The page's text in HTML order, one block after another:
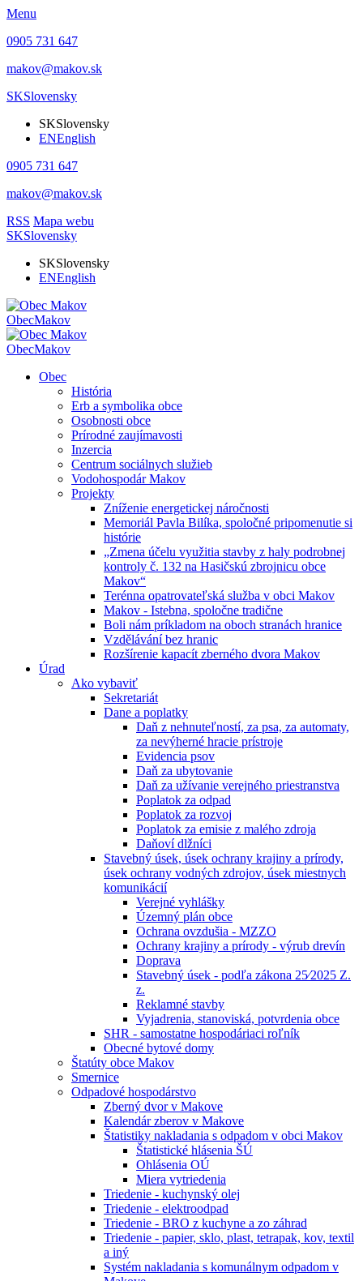
Menu
0905 731 647
makov@makov.sk
SKSlovensky
SKSlovensky
ENEnglish
0905 731 647
makov@makov.sk
RSS Mapa webu
SKSlovensky
SKSlovensky
ENEnglish
ObecMakov
ObecMakov
Obec
História
Erb a symbolika obce
Osobnosti obce
Prírodné zaujímavosti
Inzercia
Centrum sociálnych služieb
Vodohospodár Makov
Projekty
Zníženie energetickej náročnosti
Memoriál Pavla Bilíka, spoločné pripomenutie si
histórie
„Zmena účelu využitia stavby z haly podrobnej
kontroly č. 132 na Hasičskú zbrojnicu obce
Makov“
Terénna opatrovateľská služba v obci Makov
Makov - Istebna, spoločne tradične
Boli nám príkladom na oboch stranách hranice
Vzdělávání bez hranic
Rozšírenie kapacít zberného dvora Makov
Úrad
Ako vybaviť
Sekretariát
Dane a poplatky
Daň z nehnuteľností, za psa, za automaty,
za nevýherné hracie prístroje
Evidencia psov
Daň za ubytovanie
Daň za užívanie verejného priestranstva
Poplatok za odpad
Poplatok za rozvoj
Poplatok za emisie z malého zdroja
Daňoví dlžníci
Stavebný úsek, úsek ochrany krajiny a prírody,
úsek ochrany vodných zdrojov, úsek miestnych
komunikácií
Verejné vyhlášky
Územný plán obce
Ochrana ovzdušia - MZZO
Ochrany krajiny a prírody - výrub drevín
Doprava
Stavebný úsek - podľa zákona 25⁄2025 Z.
z.
Reklamné stavby
Vyjadrenia, stanoviská, potvrdenia obce
SHR - samostatne hospodáriaci roľník
Obecné bytové domy
Štatúty obce Makov
Smernice
Odpadové hospodárstvo
Zberný dvor v Makove
Kalendár zberov v Makove
Štatistiky nakladania s odpadom v obci Makov
Štatistické hlásenia ŠÚ
Ohlásenia OÚ
Miera vytriedenia
Triedenie - kuchynský olej
Triedenie - elektroodpad
Triedenie - BRO z kuchyne a zo záhrad
Triedenie - papier, sklo, plast, tetrapak, kov, textil
a iný
Systém nakladania s komunálnym odpadom v